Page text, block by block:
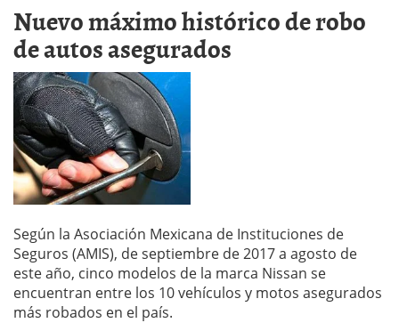
Nuevo máximo histórico de robo
de autos asegurados
Según la Asociación Mexicana de Instituciones de
Seguros (AMIS), de septiembre de 2017 a agosto de
este año, cinco modelos de la marca Nissan se
encuentran entre los 10 vehículos y motos asegurados
más robados en el país.